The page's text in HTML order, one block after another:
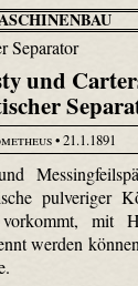
und
• 21.1.1891
pulveriger
mit
werden